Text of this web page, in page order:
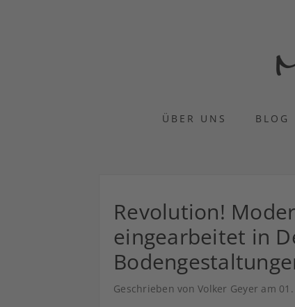
ÜBER UNS BLOG
Revolution!
eingearbeitet in
Geschrieben von Volker Geyer am